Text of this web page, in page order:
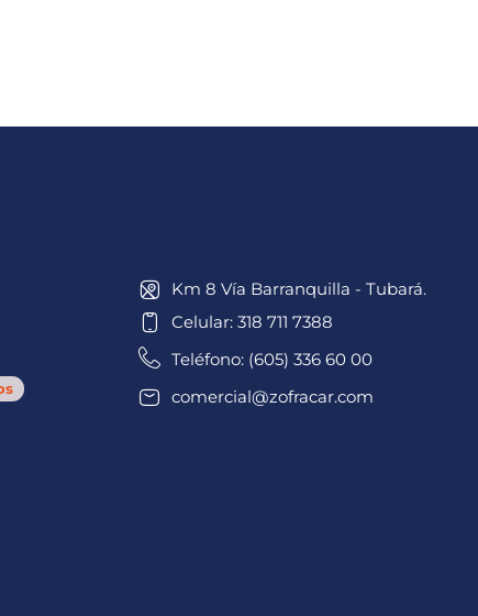
Km 8 Vía Barranquilla - Tubará.
Celular: 318 711 7388
Teléfono: (605) 336 60 00
comercial@zofracar.com